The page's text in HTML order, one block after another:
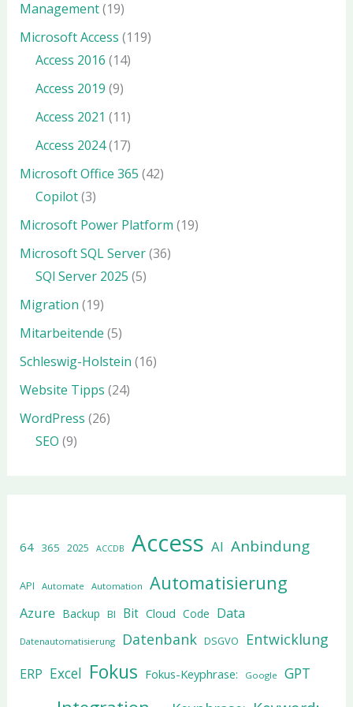
Management(19)
Microsoft Access (119)
Access 2016 (14)
Access 2019 (9)
Access 2021 (11)
Access 2024(17)
Microsoft Office 365 (42)
Copilot(3)
Microsoft Power Platform (19)
Microsoft SQL Server(36)
SQl Server 2025 (5)
Migration (19)
Mitarbeitende (5)
Schleswig-Holstein (16)
Website Tipps (24)
WordPress (26)
SEO (9)
64 365 2025 ACCDB Access AI Anbindung
API Automate Automation Automatisierung
Azure Backup BI Bit Cloud Code Data
Datenautomatisierung Datenbank DSGVO Entwicklung
ERP Excel Fokus Fokus-Keyphrase: Google GPT